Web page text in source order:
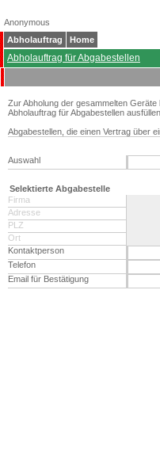
Anonymous
Abholauftrag
Home
Abholauftrag für Abgabestellen
Zur Abholung der gesammelten
Abholauftrag für Abgabestellen ausfüllen.
Abgabestellen, die einen Vertrag über
Auswahl
Selektierte Abgabestelle
Firma
Adresse
PLZ
Ort
Kontaktperson
Telefon
Email für Bestätigung